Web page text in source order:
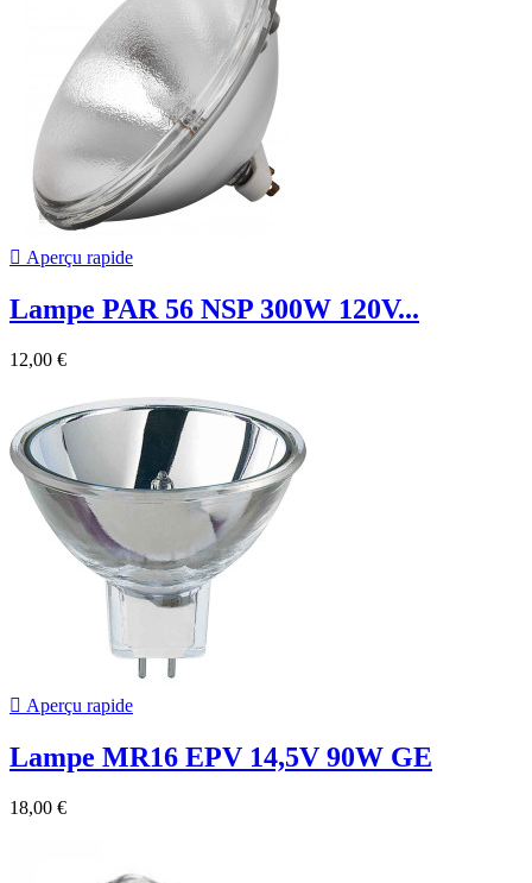
 Aperçu rapide
Lampe PAR 56 NSP 300W 120V...
12,00 €
 Aperçu rapide
Lampe MR16 EPV 14,5V 90W GE
18,00 €